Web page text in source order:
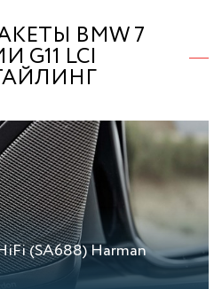
BMW 7
G11 LCI
(SA688) Harman